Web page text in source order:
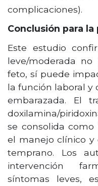
complicaciones).
Conclusión para
Este estudio
leve/moderada
feto, sí puede
la función laboral y
embarazada. El
doxilamina/
se consolida
el manejo clínico y
temprano. Los
intervención
síntomas leves,